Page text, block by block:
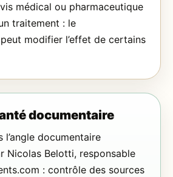
médical ou pharmaceutique
traitement : le
modifier l’effet de certains
documentaire
l’angle documentaire
Nicolas Belotti, responsable
: contrôle des sources